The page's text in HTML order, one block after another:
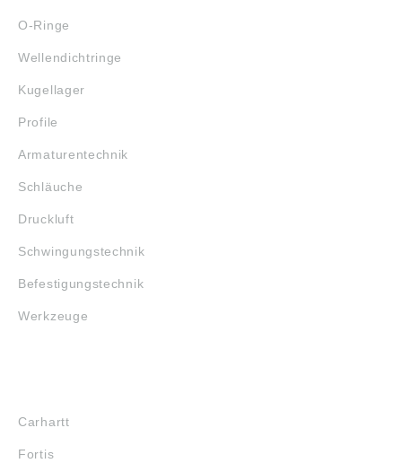
O-Ringe
Wellendichtringe
Kugellager
Profile
Armaturentechnik
Schläuche
Druckluft
Schwingungstechnik
Befestigungstechnik
Werkzeuge
Carhartt
Fortis